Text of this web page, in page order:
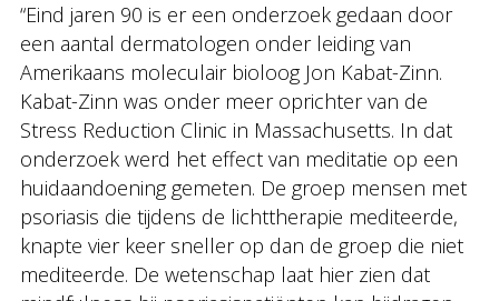
“Eind jaren 90 is er een onderzoek gedaan door
een aantal dermatologen onder leiding van
Amerikaans moleculair bioloog Jon Kabat-Zinn.
Kabat-Zinn was onder meer oprichter van de
Stress Reduction Clinic in Massachusetts. In dat
onderzoek werd het effect van meditatie op een
huidaandoening gemeten. De groep mensen met
psoriasis die tijdens de lichttherapie mediteerde,
knapte vier keer sneller op dan de groep die niet
mediteerde. De wetenschap laat hier zien dat